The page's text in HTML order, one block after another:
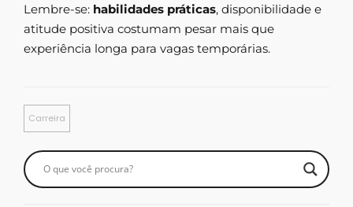
Lembre-se: habilidades práticas, disponibilidade e
atitude positiva costumam pesar mais que
experiência longa para vagas temporárias.
Carreira